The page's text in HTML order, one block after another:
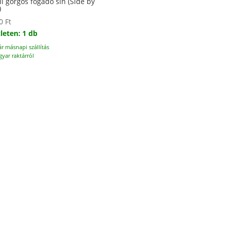
Ft
1 db
másnapi szállítás
raktárról